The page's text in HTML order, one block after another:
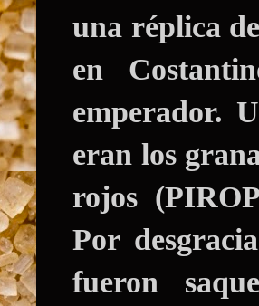
una réplica
en
emperador.
eran los
rojos
Por
fueron